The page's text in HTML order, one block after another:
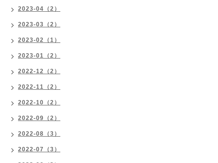
2023-04（2）
2023-03（2）
2023-02（1）
2023-01（2）
2022-12（2）
2022-11（2）
2022-10（2）
2022-09（2）
2022-08（3）
2022-07（3）